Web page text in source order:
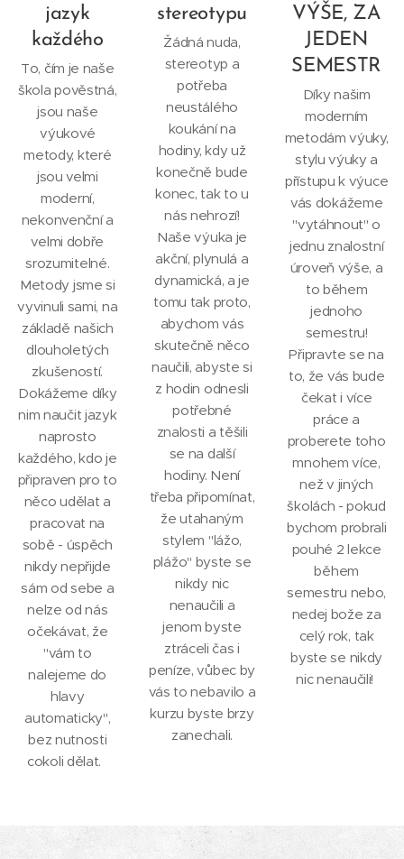
jazyk
každého
To, čím je naše
škola pověstná,
jsou naše
výukové
metody, které
jsou velmi
moderní,
nekonvenční a
velmi dobře
srozumitelné.
Metody jsme si
vyvinuli sami, na
základě našich
dlouholetých
zkušeností.
Dokážeme díky
nim naučit jazyk
naprosto
každého, kdo je
připraven pro to
něco udělat a
pracovat na
sobě - úspěch
nikdy nepřijde
sám od sebe a
nelze od nás
očekávat, že
"vám to
nalejeme do
hlavy
automaticky",
bez nutnosti
cokoli dělat.
stereotypu
Žádná nuda,
stereotyp a
potřeba
neustálého
koukání na
hodiny, kdy už
konečně bude
konec, tak to u
nás nehrozí!
Naše výuka je
akční, plynulá a
dynamická, a je
tomu tak proto,
abychom vás
skutečně něco
naučili, abyste si
z hodin odnesli
potřebné
znalosti a těšili
se na další
hodiny. Není
třeba připomínat,
že utahaným
stylem "lážo,
plážo" byste se
nikdy nic
nenaučili a
jenom byste
ztráceli čas i
peníze, vůbec by
vás to nebavilo a
kurzu byste brzy
zanechali.
VÝŠE, ZA
JEDEN
SEMESTR
Díky našim
moderním
metodám výuky,
stylu výuky a
přístupu k výuce
vás dokážeme
"vytáhnout" o
jednu znalostní
úroveň výše, a
to během
jednoho
semestru!
Připravte se na
to, že vás bude
čekat i více
práce a
proberete toho
mnohem více,
než v jiných
školách - pokud
bychom probrali
pouhé 2 lekce
během
semestru nebo,
nedej bože za
celý rok, tak
byste se nikdy
nic nenaučili!